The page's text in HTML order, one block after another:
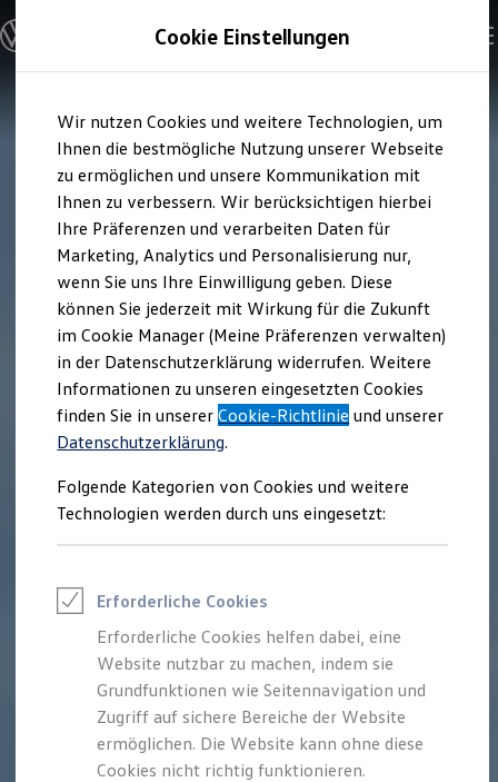
Hauptinhalt
springen
Footer
springen
Modelle und Konfigurator
Konfigurator
Modelle vergleichen
Elektroautos
ENERGY Sondermodelle
Nutzfahrzeuge
SUV und CUV
Familienautos
Kombis
Kompaktwagen
Sportwagen
Schnell verfügbare Fahrzeuge
Angebote und Produkte
Aktuelle Angebote
E-Auto-Förderung
Volkswagen Marktplatz
Die ENERGY Sondermodelle
Junge Gebrauchtwagen und Gebrauchtwagen
Volkswagen Zertifizierte Gebrauchtwagen
Elektromobilität bei Gebrauchtwagen
Saisonangebote
Reifenpakete
Leasing
Leasing-Angebote
Elektroauto Leasing
Kleinwagen-Leasing
Leasing ohne Anzahlung
Finanzierung
Autokredit mit Schlussrate
Versicherungen und Garantien
Kfz-Versicherung
Restschuldversicherungen
Garantien
Cookie Einstellungen
Wir nutzen Cookies und weitere Technologien, um
Ihnen die bestmögliche Nutzung unserer Webseite
zu ermöglichen und unsere Kommunikation mit
Ihnen zu verbessern. Wir berücksichtigen hierbei
Ihre Präferenzen und verarbeiten Daten für
Marketing, Analytics und Personalisierung nur,
wenn Sie uns Ihre Einwilligung geben. Diese
können Sie jederzeit mit Wirkung für die Zukunft
im Cookie Manager (Meine Präferenzen verwalten)
in der Datenschutzerklärung widerrufen. Weitere
Informationen zu unseren eingesetzten Cookies
finden Sie in unsererCookie-Richtlinie und unserer
Datenschutzerklärung.
Folgende Kategorien von Cookies und weitere
Technologien werden durch uns eingesetzt:
Erforderliche Cookies
Erforderliche Cookies helfen dabei, eine
Website nutzbar zu machen, indem sie
Grundfunktionen wie Seitennavigation und
Zugriff auf sichere Bereiche der Website
ermöglichen. Die Website kann ohne diese
Cookies nicht richtig funktionieren.